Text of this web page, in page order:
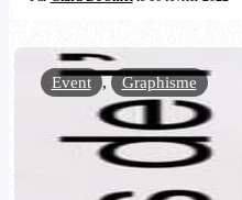
Event , Graphisme